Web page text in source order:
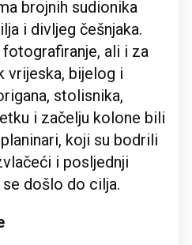
brojnih sudionika
i divljeg češnjaka.
ali i za
vrijeska, bijelog i
stolisnika,
i začelju kolone bili
koji su bodrili
i posljednji
došlo do cilja.